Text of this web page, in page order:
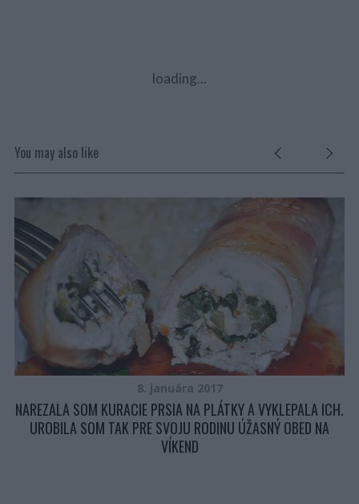
loading...
You may also like
8. januára 2017
NAREZALA SOM KURACIE PRSIA NA PLÁTKY A VYKLEPALA ICH.
UROBILA SOM TAK PRE SVOJU RODINU ÚŽASNÝ OBED NA
VÍKEND